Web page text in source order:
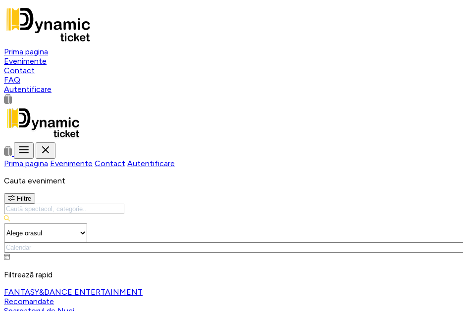
Prima pagina
Evenimente
Contact
FAQ
Autentificare
Prima pagina Evenimente Contact Autentificare
Cauta eveniment
Filtre
Filtrează rapid
FANTASY&DANCE ENTERTAINMENT
Recomandate